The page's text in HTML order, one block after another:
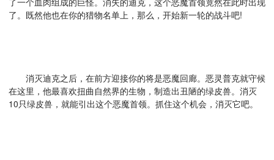
了。既然他也在你的猎物名单上，那么，开始新一轮的战斗吧!
消灭迪克之后，在前方迎接你的将是恶魔回廊。恶灵普克就守候
在这里，他最喜欢扭曲自然界的生物，制造出丑陋的绿皮兽。消灭
10只绿皮兽，就能引出这个恶魔首领。抓住这个机会，消灭它吧。